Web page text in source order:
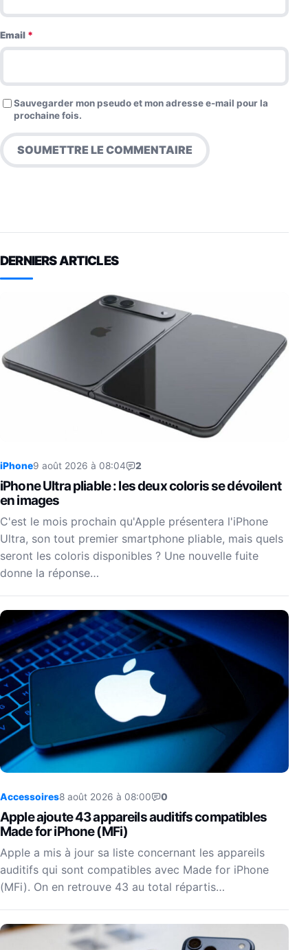
Email *
Sauvegarder mon pseudo et mon adresse e-mail pour la
prochaine fois.
DERNIERS ARTICLES
iPhone9 août 2026 à 08:04 2
iPhone Ultra pliable : les deux coloris se dévoilent
en images
C'est le mois prochain qu'Apple présentera l'iPhone
Ultra, son tout premier smartphone pliable, mais quels
seront les coloris disponibles ? Une nouvelle fuite
donne la réponse…
Accessoires8 août 2026 à 08:00 0
Apple ajoute 43 appareils auditifs compatibles
Made for iPhone (MFi)
Apple a mis à jour sa liste concernant les appareils
auditifs qui sont compatibles avec Made for iPhone
(MFi). On en retrouve 43 au total répartis…